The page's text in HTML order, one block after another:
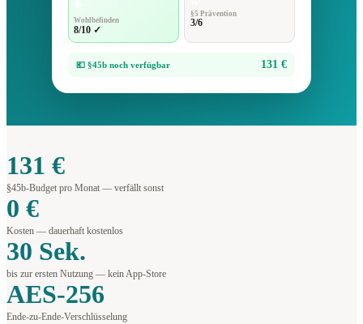
Wohlbefinden
8/10 ✓
§5 Prävention
3/6
💶 §45b noch verfügbar 131 €
131 €
§45b-Budget pro Monat — verfällt sonst
0 €
Kosten — dauerhaft kostenlos
30 Sek.
bis zur ersten Nutzung — kein App-Store
AES-256
Ende-zu-Ende-Verschlüsselung